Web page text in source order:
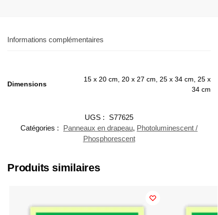
Informations complémentaires
Dimensions
15 x 20 cm, 20 x 27 cm, 25 x 34 cm, 25 x
34 cm
UGS :
S77625
Catégories :
Panneaux en drapeau, Photoluminescent /
Phosphorescent
Produits similaires